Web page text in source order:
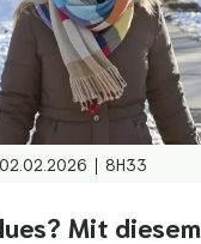
02.02.2026 | 8H33
Mit diesem